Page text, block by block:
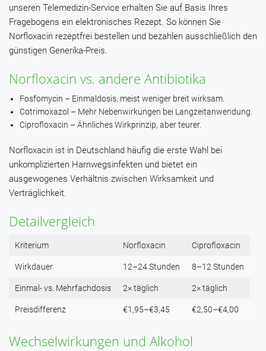
unseren Telemedizin-Service erhalten Sie auf Basis Ihres
Fragebogens ein elektronisches Rezept. So können Sie
Norfloxacin rezeptfrei bestellen und bezahlen ausschließlich den
günstigen Generika-Preis.
Norfloxacin vs. andere Antibiotika
Fosfomycin – Einmaldosis, meist weniger breit wirksam.
Cotrimoxazol – Mehr Nebenwirkungen bei Langzeitanwendung.
Ciprofloxacin – Ähnliches Wirkprinzip, aber teurer.
Norfloxacin ist in Deutschland häufig die erste Wahl bei
unkomplizierten Harnwegsinfekten und bietet ein
ausgewogenes Verhältnis zwischen Wirksamkeit und
Verträglichkeit.
Detailvergleich
Kriterium Norfloxacin Ciprofloxacin
Wirkdauer 12–24 Stunden 8–12 Stunden
Einmal- vs. Mehrfachdosis 2× täglich 2× täglich
Preisdifferenz €1,95–€3,45 €2,50–€4,00
Wechselwirkungen und Alkohol